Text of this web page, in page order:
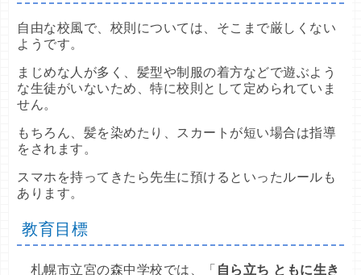
自由な校風で、校則については、そこまで厳しくない
ようです。
まじめな人が多く、髪型や制服の着方などで遊ぶよう
な生徒がいないため、特に校則として定められていま
せん。
もちろん、髪を染めたり、スカートが短い場合は指導
をされます。
スマホを持ってきたら先生に預けるといったルールも
あります。
教育目標
札幌市立宮の森中学校では、「 自ら立ち ともに生き